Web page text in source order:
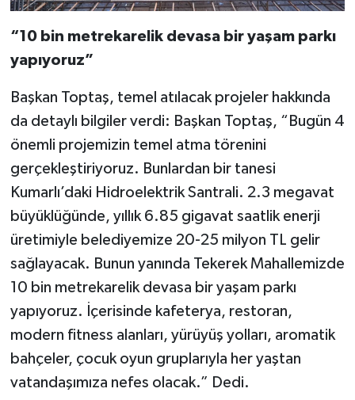
“10 bin metrekarelik devasa bir yaşam parkı
yapıyoruz”
Başkan Toptaş, temel atılacak projeler hakkında
da detaylı bilgiler verdi: Başkan Toptaş, “Bugün 4
önemli projemizin temel atma törenini
gerçekleştiriyoruz. Bunlardan bir tanesi
Kumarlı’daki Hidroelektrik Santrali. 2.3 megavat
büyüklüğünde, yıllık 6.85 gigavat saatlik enerji
üretimiyle belediyemize 20-25 milyon TL gelir
sağlayacak. Bunun yanında Tekerek Mahallemizde
10 bin metrekarelik devasa bir yaşam parkı
yapıyoruz. İçerisinde kafeterya, restoran,
modern fitness alanları, yürüyüş yolları, aromatik
bahçeler, çocuk oyun gruplarıyla her yaştan
vatandaşımıza nefes olacak.” Dedi.